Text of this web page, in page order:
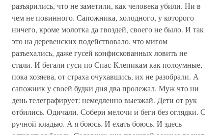
разъярились, что не заметили, как человека убили. Ни в
чем не повинного. Сапожника, холодного, у которого
ничего, кроме молотка да гвоздей, своего не было. И так
это на деревенских подействовало, что мигом
разъехались, даже гусей конфискованных ловить не
стали. И бегали гуси по Спас-Клепикам как полоумные,
пока хозяева, от страха очухавшись, их не разобрали. А
сапожник у своей будки дня два пролежал. Муж что ни
день телеграфирует: немедленно выезжай. Дети от рук
отбились. Одичали. Собери мелочи и беги без оглядки. С
ручной кладью. А я боюсь. И ехать боюсь. И здесь